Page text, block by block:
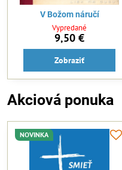
V Božom náručí
Vypredané
9,50 €
Zobraziť
Akciová ponuka
NOVINKA